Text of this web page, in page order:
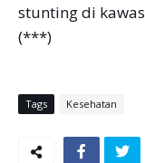
stunting di
(***)
Tags Kesehatan